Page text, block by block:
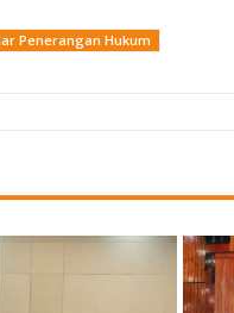
Penerangan Hukum